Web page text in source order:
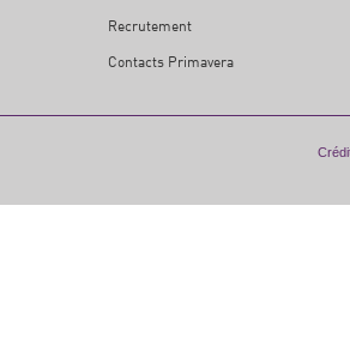
Recrutement
Contacts Primavera